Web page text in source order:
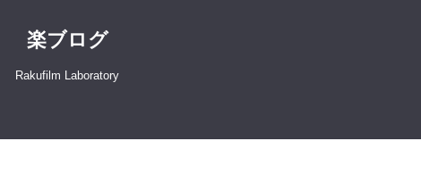
楽ブログ
Rakufilm Laboratory